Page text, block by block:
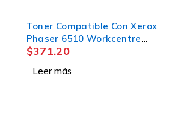
Toner Compatible Con Xerox
Phaser 6510 Workcentre
6515 yellow
$371.20
Leer más